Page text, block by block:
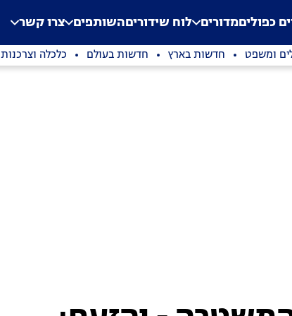
Application error: a
. כפוליםמדורים לוח שידוריםהשותפים צרו קשר
ומשפט חדשות בארץ חדשות בעולם כלכלה וצרכנות